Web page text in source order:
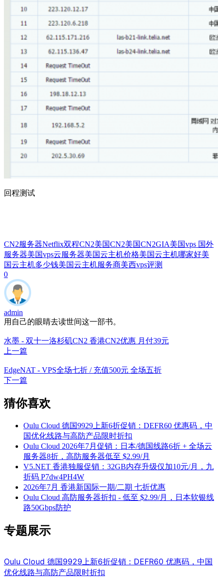
回程测试
CN2服务器Netflix双程CN2美国CN2美国CN2GIA美国vps 国外
服务器美国vps云服务器美国云主机价格美国云主机哪家好美
国云主机多少钱美国云主机服务商美西vps评测
0
admin
用自己的眼睛去读世间这一部书。
水墨 - 双十一洛杉矶CN2 香港CN2优惠 月付39元
上一篇
EdgeNAT - VPS全场七折 / 充值500元 全场五折
下一篇
猜你喜欢
Oulu Cloud 德国9929上新6折促销：DEFR60 优惠码，中
国优化线路与高防产品限时折扣
Oulu Cloud 2026年7月促销：日本/德国线路6折 + 全场云
服务器8折，高防服务器低至 $2.99/月
V5.NET 香港独服促销：32GB内存升级仅加10元/月，九
折码 P7dw4PH4W
2026年7月 香港新国际一期/二期 七折优惠
Oulu Cloud 高防服务器折扣 - 低至 $2.99/月，日本软银线
路50Gbps防护
专题展示
Oulu Cloud 德国9929上新6折促销：DEFR60 优惠码，中国
优化线路与高防产品限时折扣